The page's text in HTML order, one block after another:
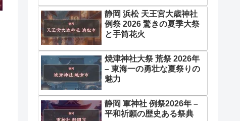
静岡 浜松 天王宮大歳神社
例祭 2026 驚きの夏季大祭
と手筒花火
焼津神社大祭 荒祭 2026年
– 東海一の勇壮な夏祭りの
魅力
静岡 軍神社 例祭2026年 –
平和祈願の歴史ある祭典